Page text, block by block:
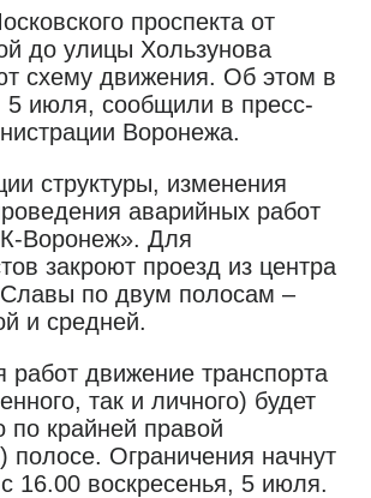
проспекта от
до улицы Хользунова
схему движения. Об этом в
5 июля, сообщили в пресс-
Воронежа.
структуры, изменения
аварийных работ
Воронеж». Для
закроют проезд из центра
по двум полосам –
и средней.
работ движение транспорта
так и личного) будет
по крайней правой
полосе. Ограничения начнут
16.00 воскресенья, 5 июля.